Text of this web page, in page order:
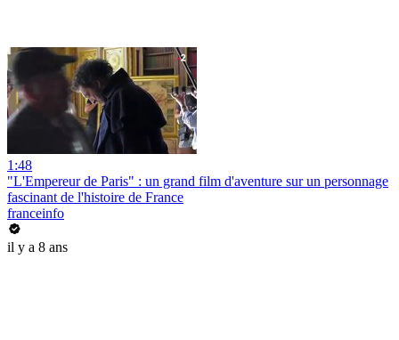
1:48
"L'Empereur de Paris" : un grand film d'aventure sur un personnage
fascinant de l'histoire de France
franceinfo
il y a 8 ans